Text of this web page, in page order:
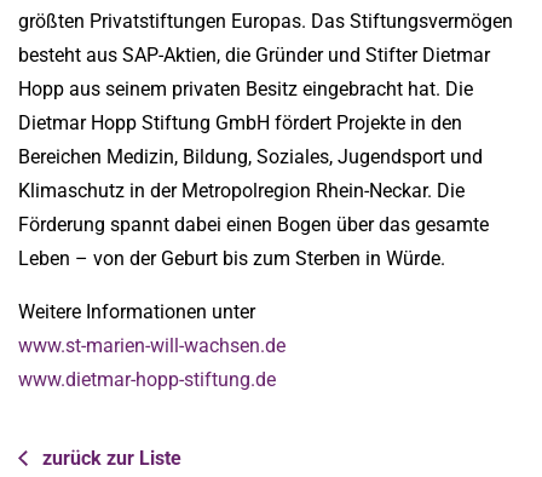
größten Privatstiftungen Europas. Das Stiftungsvermögen
besteht aus SAP-Aktien, die Gründer und Stifter Dietmar
Hopp aus seinem privaten Besitz eingebracht hat. Die
Dietmar Hopp Stiftung GmbH fördert Projekte in den
Bereichen Medizin, Bildung, Soziales, Jugendsport und
Klimaschutz in der Metropolregion Rhein-Neckar. Die
Förderung spannt dabei einen Bogen über das gesamte
Leben – von der Geburt bis zum Sterben in Würde.
Weitere Informationen unter
www.st-marien-will-wachsen.de
www.dietmar-hopp-stiftung.de
zurück zur Liste